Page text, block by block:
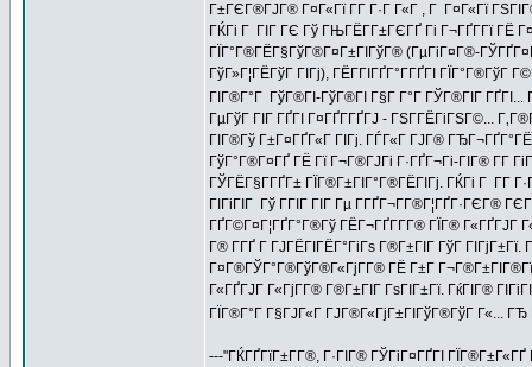
Г±ГЄГ®ГЈГ® Г¤Г«Гї Г­Г Г·Г Г«Г , Г Г¤Г«Гї
ГЌГі Г ГІГ ГЄ Гў ГЊГЁГ­Г±ГЄГҐ Гі Г¬ГҐГ­Гї ГЁ
ГЇГ°Г®ГЁГ§ГўГ®Г¤Г±ГІГўГ® (ГµГіГ¤Г®-
ГўГ»Г¦ГЁГўГ ГІГј), ГЁГ­ГІГҐГ°Г­ГҐГІ
ГІГ®Г°Г ГўГ®ГІ-ГўГ®ГІ Г§Г Г°Г ГЎГ®ГІГ
ГµГўГ ГІГ ГҐГІ Г¤ГҐГ­ГҐГЈ - ГЅГ­ГЁГіГЅГ©...
ГІГ®Гў Г±Г¤ГҐГ«Г ГІГј. ГЃГ«Г ГЈГ®
ГўГ°Г®Г¤ГҐ ГЁ Гї Г¬Г®ГЈГі Г·ГҐГ¬Гі-ГІГ® Г­Г
ГЎГЁГ§Г­ГҐГ± ГЇГ®Г±ГІГ°Г®ГЁГІГј. ГЌГі Г Г­Г
ГІГіГІГ Гў ГГІГ ГІГ Гµ Г­ГҐГ¬Г­Г®Г¦ГҐГ·ГЄГ®
ГҐГ©Г¤Г¦ГҐГ°Г®Гў ГЁГ¬ГҐГ­Г­Г® ГЇГ® Г«ГҐГЈГ
Г® Г­ГҐ Г ГЈГЁГІГЁГ°ГіГѕ Г®Г±ГІГ ГўГ
Г¤Г®ГЎГ°Г®ГўГ®Г«ГјГ­Г® ГЁ Г±Г
Г«ГҐГЈГ Г«ГјГ­Г® Г®Г±ГІГ ГѕГІГ±Гї. ГќГІГ®
ГЇГ®Г°Г Г§ГЈГ«Г ГЈГ®Г«ГјГ±ГІГўГ®ГўГ Г«...
---"ГЌГҐГїГ±Г­Г®, Г·ГІГ® ГЎГіГ¤ГҐГІ